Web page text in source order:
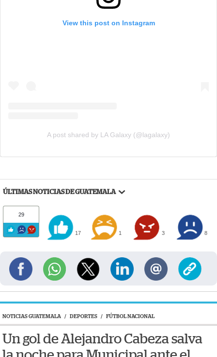
View this post on Instagram
A post shared by LA Galaxy (@lagalaxy)
ÚLTIMAS NOTICIAS DE GUATEMALA
29
17 1 3 8
NOTICIAS GUATEMALA / DEPORTES / FÚTBOL NACIONAL
Un gol de Alejandro Cabeza salva